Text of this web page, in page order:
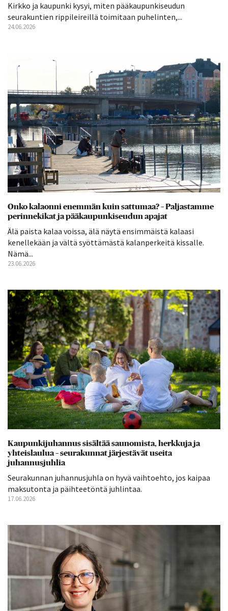
Kirkko ja kaupunki kysyi, miten pääkaupunkiseudun
seurakuntien rippileireillä toimitaan puhelinten,...
24.06.2026
Onko kalaonni enemmän kuin sattumaa? – Paljastamme
perinnekikat ja pääkaupunkiseudun apajat
Älä paista kalaa voissa, älä näytä ensimmäistä kalaasi
kenellekään ja vältä syöttämästä kalanperkeitä kissalle.
Nämä...
23.06.2026
Kaupunkijuhannus sisältää saunomista, herkkuja ja
yhteislaulua – seurakunnat järjestävät useita
juhannusjuhlia
Seurakunnan juhannusjuhla on hyvä vaihtoehto, jos kaipaa
maksutonta ja päihteetöntä juhlintaa.
17.06.2026